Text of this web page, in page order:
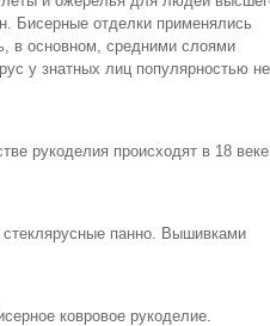
Бисерные отделки применялись
в основном, средними слоями
у знатных лиц популярностью не
рукоделия происходят в 18
панно. Вышивками
ковровое рукоделие.